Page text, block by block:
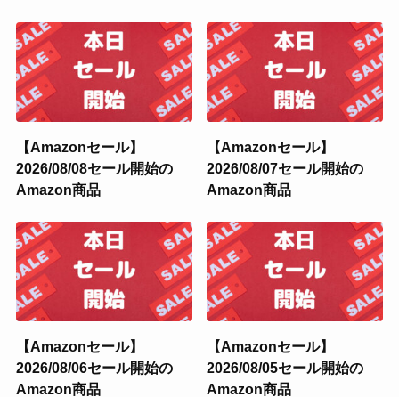
【Amazonセール】
2026/08/08セール開始の
Amazon商品
【Amazonセール】
2026/08/07セール開始の
Amazon商品
【Amazonセール】
2026/08/06セール開始の
Amazon商品
【Amazonセール】
2026/08/05セール開始の
Amazon商品